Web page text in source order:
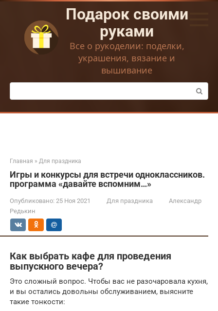
Перейти
контенту
Подарок своими
руками
Все о рукоделии: поделки,
украшения, вязание и
вышивание
Поиск:
Главная » Для праздника
Игры и конкурсы для встречи одноклассников.
программа «давайте вспомним…»
Опубликовано: 25 Ноя 2021 Для праздника
Александр
Редькин
Как выбрать кафе для проведения
выпускного вечера?
Это сложный вопрос. Чтобы вас не разочаровала кухня,
и вы остались довольны обслуживанием, выясните
такие тонкости: